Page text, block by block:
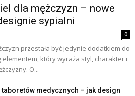
dla mężczyzn – nowe
sypialni
0
przestała być jedynie dodatkiem do
elementem, który wyraża styl, charakter i
O...
taboretów medycznych – jak design